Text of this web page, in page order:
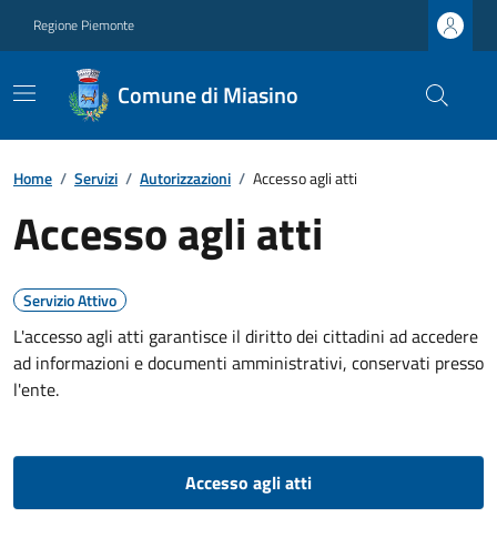
Regione Piemonte
Comune di Miasino
Home / Servizi / Autorizzazioni / Accesso agli atti
Accesso agli atti
Servizio Attivo
L'accesso agli atti garantisce il diritto dei cittadini ad accedere
ad informazioni e documenti amministrativi, conservati presso
l'ente.
Accesso agli atti